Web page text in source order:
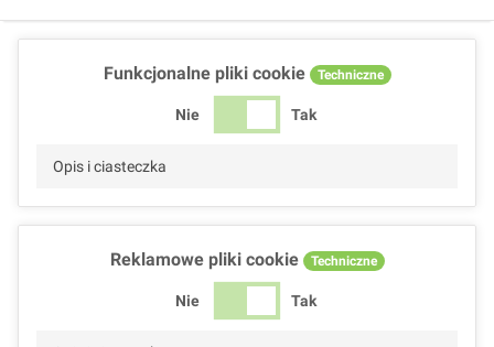
Funkcjonalne pliki cookie Techniczne
Nie Tak
Opis i ciasteczka
Reklamowe pliki cookie Techniczne
Nie Tak